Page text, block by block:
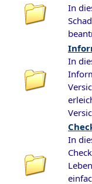
In
In
In